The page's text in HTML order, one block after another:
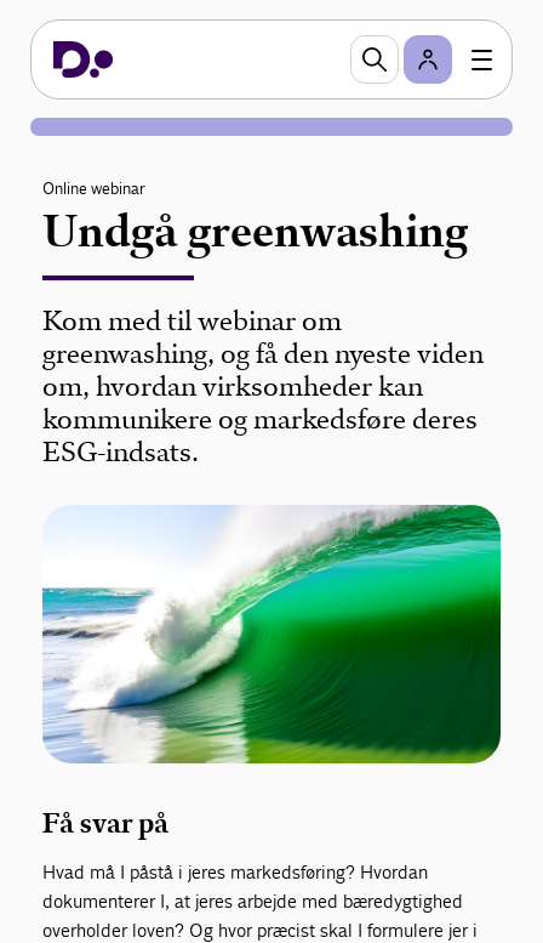
Online webinar
Undgå greenwashing
Kom med til webinar om
greenwashing, og få den nyeste viden
om, hvordan virksomheder kan
kommunikere og markedsføre deres
ESG-indsats.
Få svar på
Hvad må I påstå i jeres markedsføring? Hvordan
dokumenterer I, at jeres arbejde med bæredygtighed
overholder loven? Og hvor præcist skal I formulere jer i